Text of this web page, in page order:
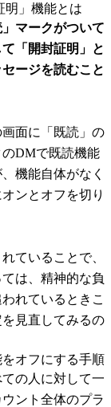
明」機能とは
マークがついて
「開封証明」と
ージを読むこと
面に「既読」の
DMで既読機能
機能自体がなく
ンとオフを切り
ていることで、
は、精神的な負
れているときこ
見直してみるの
オフにする手順
の人に対して一
ント全体のプラ